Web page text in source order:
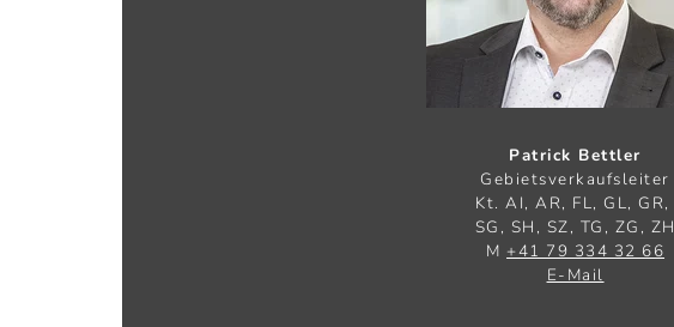
Patrick Bettler
Gebietsverkaufsleiter
Kt. AI, AR, FL, GL, GR,
SG, SH, SZ, TG, ZG, ZH
M +41 79 334 32 66
E-Mail